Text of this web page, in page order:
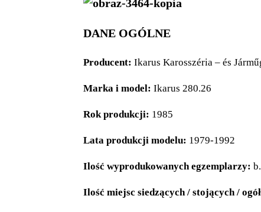
DANE OGÓLNE
Producent: Ikarus Karosszéria – és
Marka i model: Ikarus 280.26
Rok produkcji: 1985
Lata produkcji modelu: 1979-1992
Ilość wyprodukowanych egzemplarzy:
Ilość miejsc siedzących / stojących /